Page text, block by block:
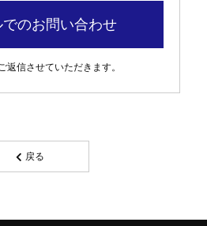
でのお問い合わせ
返信させていただきます。
戻る